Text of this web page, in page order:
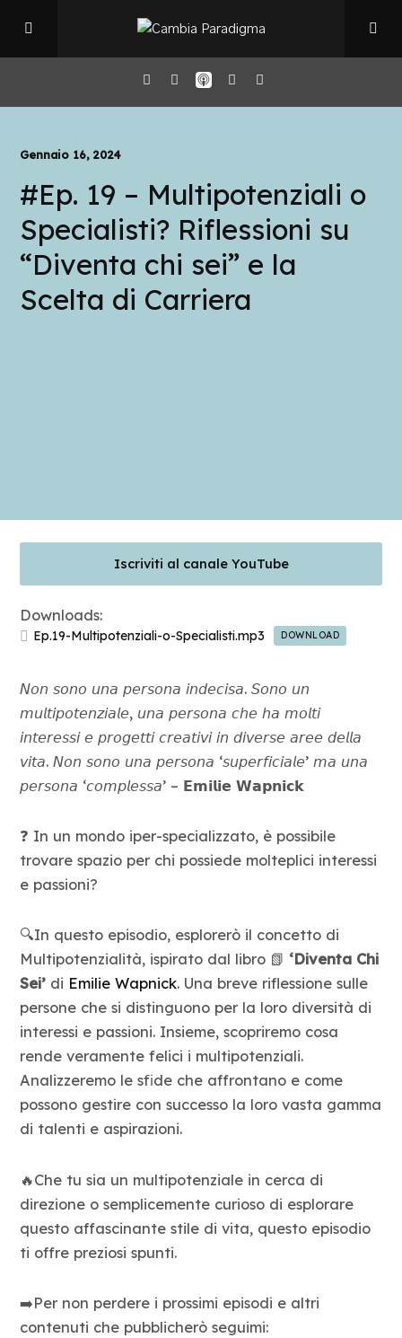
Il Podcast
Chi sono
Episodi
Gennaio 16, 2024
#Ep. 19 – Multipotenziali o
Specialisti? Riflessioni su
“Diventa chi sei” e la
Scelta di Carriera
Iscriviti al canale YouTube
Downloads:
Ep.19-Multipotenziali-o-Specialisti.mp3 DOWNLOAD
𝘕𝘰𝘯 𝘴𝘰𝘯𝘰 𝘶𝘯𝘢 𝘱𝘦𝘳𝘴𝘰𝘯𝘢 𝘪𝘯𝘥𝘦𝘤𝘪𝘴𝘢. 𝘚𝘰𝘯𝘰 𝘶𝘯
𝘮𝘶𝘭𝘵𝘪𝘱𝘰𝘵𝘦𝘯𝘻𝘪𝘢𝘭𝘦, 𝘶𝘯𝘢 𝘱𝘦𝘳𝘴𝘰𝘯𝘢 𝘤𝘩𝘦 𝘩𝘢 𝘮𝘰𝘭𝘵𝘪
𝘪𝘯𝘵𝘦𝘳𝘦𝘴𝘴𝘪 𝘦 𝘱𝘳𝘰𝘨𝘦𝘵𝘵𝘪 𝘤𝘳𝘦𝘢𝘵𝘪𝘷𝘪 𝘪𝘯 𝘥𝘪𝘷𝘦𝘳𝘴𝘦 𝘢𝘳𝘦𝘦 𝘥𝘦𝘭𝘭𝘢
𝘷𝘪𝘵𝘢. 𝘕𝘰𝘯 𝘴𝘰𝘯𝘰 𝘶𝘯𝘢 𝘱𝘦𝘳𝘴𝘰𝘯𝘢 ‘𝘴𝘶𝘱𝘦𝘳𝘧𝘪𝘤𝘪𝘢𝘭𝘦’ 𝘮𝘢 𝘶𝘯𝘢
𝘱𝘦𝘳𝘴𝘰𝘯𝘢 ‘𝘤𝘰𝘮𝘱𝘭𝘦𝘴𝘴𝘢’ – 𝗘𝗺𝗶𝗹𝗶𝗲 𝗪𝗮𝗽𝗻𝗶𝗰𝗸
❓ In un mondo iper-specializzato, è possibile
trovare spazio per chi possiede molteplici interessi
e passioni?
🔍In questo episodio, esplorerò il concetto di
Multipotenzialità, ispirato dal libro 📗 ‘Diventa Chi
Sei’ di Emilie Wapnick. Una breve riflessione sulle
persone che si distinguono per la loro diversità di
interessi e passioni. Insieme, scopriremo cosa
rende veramente felici i multipotenziali.
Analizzeremo le sfide che affrontano e come
possono gestire con successo la loro vasta gamma
di talenti e aspirazioni.
🔥Che tu sia un multipotenziale in cerca di
direzione o semplicemente curioso di esplorare
questo affascinante stile di vita, questo episodio
ti offre preziosi spunti.
➡️Per non perdere i prossimi episodi e altri
contenuti che pubblicherò seguimi: